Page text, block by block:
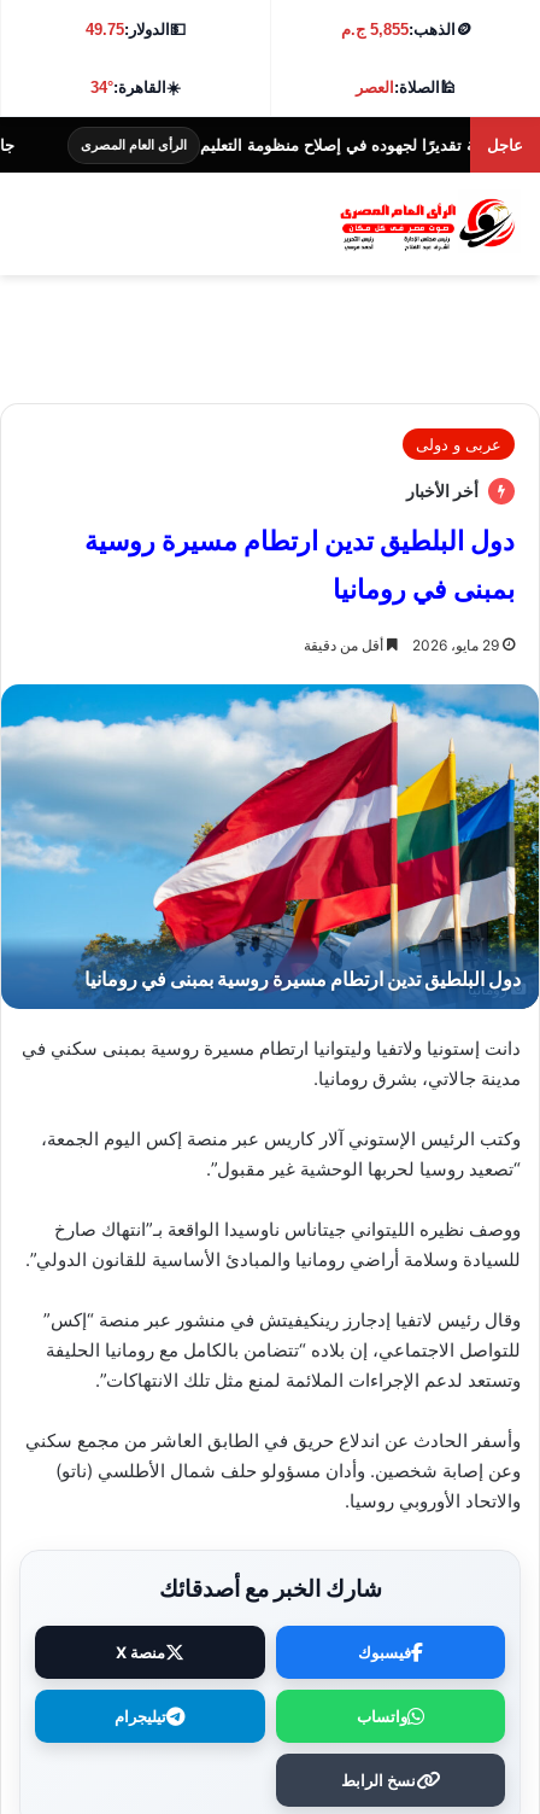
🪙 الذهب:5,855 ج.م 💵الدولار:49.75
🕌الصلاة:العصر ☀️القاهرة:34°
عاجل
تقديرًا لجهوده في إصلاح منظومة التعليم الرأى العام المصرى جامعة كفر
عربى و دولى
أخر الأخبار
دول البلطيق تدين ارتطام مسيرة روسية
بمبنى في رومانيا
29 مايو، 2026 أقل من دقيقة
رومانيا
دانت إستونيا ولاتفيا وليتوانيا ارتطام مسيرة روسية بمبنى سكني في
مدينة جالاتي، بشرق رومانيا.
وكتب الرئيس الإستوني آلار كاريس عبر منصة إكس اليوم الجمعة،
“تصعيد روسيا لحربها الوحشية غير مقبول”.
ووصف نظيره الليتواني جيتاناس ناوسيدا الواقعة بـ”انتهاك صارخ
للسيادة وسلامة أراضي رومانيا والمبادئ الأساسية للقانون الدولي”.
وقال رئيس لاتفيا إدجارز رينكيفيتش في منشور عبر منصة “إكس”
للتواصل الاجتماعي، إن بلاده “تتضامن بالكامل مع رومانيا الحليفة
وتستعد لدعم الإجراءات الملائمة لمنع مثل تلك الانتهاكات”.
وأسفر الحادث عن اندلاع حريق في الطابق العاشر من مجمع سكني
وعن إصابة شخصين. وأدان مسؤولو حلف شمال الأطلسي (ناتو)
والاتحاد الأوروبي روسيا.
شارك الخبر مع أصدقائك
فيسبوك منصة X
واتساب تيليجرام
نسخ الرابط